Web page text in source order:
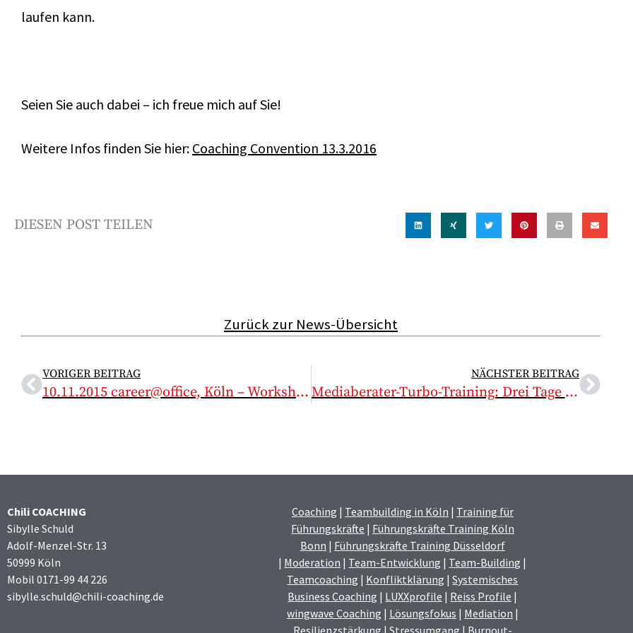
laufen kann.
Seien Sie auch dabei – ich freue mich auf Sie!
Weitere Infos finden Sie hier: Coaching Convention 13.3.2016
DIESEN POST TEILEN
Zurück zur News-Übersicht
VORIGER BEITRAG
10.11.2015 career@office, Köln – Workshops mit Sibylle Schuld
NÄCHSTER BEITRAG
Mediaberater-Turbo-Training: Drei Tage Inhouse-Seminar für den Media-Verkauf von Verlagen + Hörfunk
Chili COACHING
Sibylle Schuld
Adolf-Menzel-Str. 13
50999 Köln
Mobil 0171-99 44 226
sibylle.schuld@chili-coaching.de
Coaching | Teambuilding in Köln | Training für
Führungskräfte | Führungskräfte Training Köln
Bonn | Führungskräfte Training Düsseldorf
| Moderation | Team-Entwicklung | Team-Building |
Teamcoaching | Konfliktklärung |Systemisches
Business Coaching | LUXXprofile | Reiss Profile |
wingwave Coaching | Lösungsfokus | Mediation |
Resilienzstärkung | Stressumgang | Burnout-